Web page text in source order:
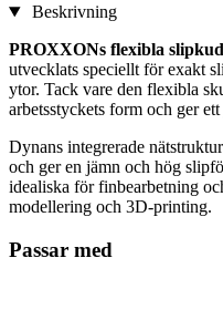
Beskrivning
PROXXONs flexibla
utvecklats speciellt för exakt
ytor. Tack vare den flexibla
arbetsstyckets form och ger
Dynans integrerade
och ger en jämn och hög
idealiska för finbearbetning
modellering och 3D-printing.
Passar med